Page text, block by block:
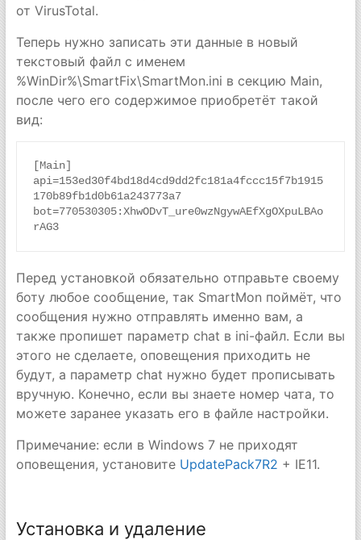
от VirusTotal.
Теперь нужно записать эти данные в новый
текстовый файл с именем
%WinDir%\SmartFix\SmartMon.ini в секцию Main,
после чего его содержимое приобретёт такой
вид:
[Main]
api=153ed30f4bd18d4cd9dd2fc181a4fccc15f7b1915
170b89fb1d0b61a243773a7
bot=770530305:XhwODvT_ure0wzNgywAEfXgOXpuLBAo
rAG3
Перед установкой обязательно отправьте своему
боту любое сообщение, так SmartMon поймёт, что
сообщения нужно отправлять именно вам, а
также пропишет параметр chat в ini-файл. Если вы
этого не сделаете, оповещения приходить не
будут, а параметр chat нужно будет прописывать
вручную. Конечно, если вы знаете номер чата, то
можете заранее указать его в файле настройки.
Примечание: если в Windows 7 не приходят
оповещения, установите UpdatePack7R2 + IE11.
Установка и удаление